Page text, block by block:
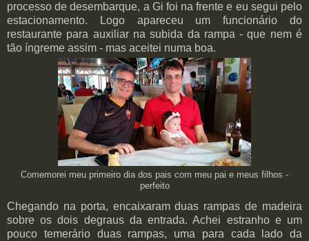
processo de desembarque, a Gi foi na frente e eu segui pelo
estacionamento. Logo apareceu um funcionário do
restaurante para auxiliar na subida da rampa - que nem é
tão íngreme assim - mas aceitei numa boa.
Comemorei meu primeiro dia dos pais com meu pai e meus filhos -
perfeito
Chegando na porta, encaixaram duas rampas de madeira
sobre os dois degraus da entrada. Achei estranho e um
pouco temerário duas rampas, uma para cada lado da